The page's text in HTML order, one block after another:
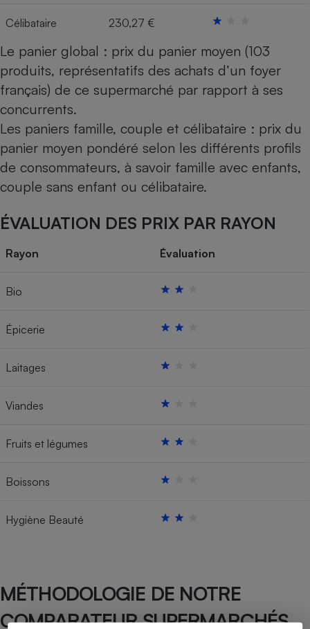
Célibataire 230,27 €
Le panier global : prix du panier moyen (103
produits, représentatifs des achats d’un foyer
français) de ce supermarché par rapport à ses
concurrents.
Les paniers famille, couple et célibataire : prix du
panier moyen pondéré selon les différents profils
de consommateurs, à savoir famille avec enfants,
couple sans enfant ou célibataire.
ÉVALUATION DES PRIX PAR RAYON
Rayon Évaluation
Bio
Épicerie
Laitages
Viandes
Fruits et légumes
Boissons
Hygiène Beauté
MÉTHODOLOGIE DE NOTRE
COMPARATEUR SUPERMARCHÉS